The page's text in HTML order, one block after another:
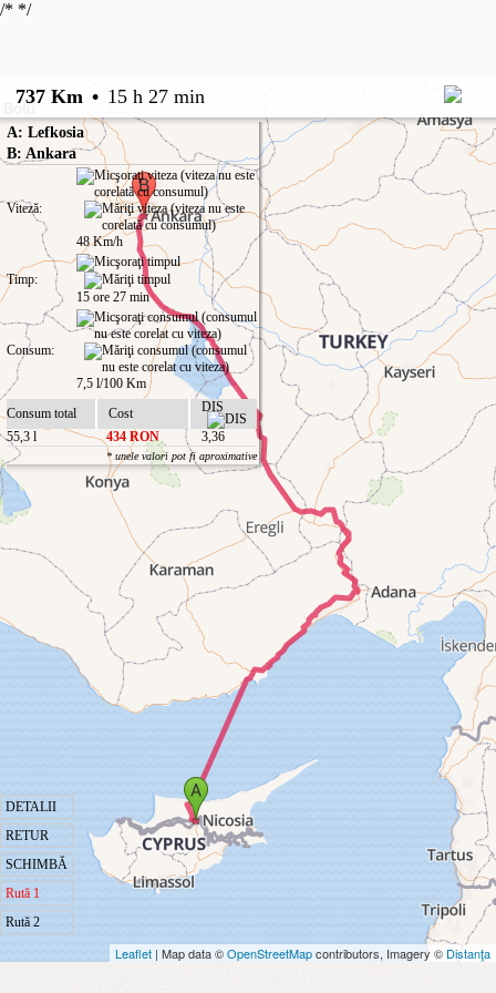
/* */
737 Km • 15 h 27 min
DETALII
RETUR
SCHIMBĂ
Rută 1
Rută 2
A: Lefkosia
B: Ankara
Viteză:
48 Km/h
Timp:
15 ore 27 min
Consum:
7,5 l/100 Km
Consum total
Cost
DIS
55,3 l
434 RON 3,36
* unele valori pot fi aproximative